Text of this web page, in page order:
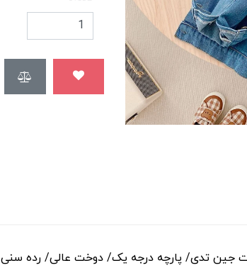
جین تدی/ پارچه درجه یک/ دوخت عالی/ رده سنی 1تا6 سال/